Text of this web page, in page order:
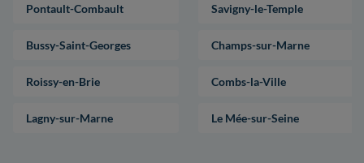
Pontault-Combault Savigny-le-Temple
Bussy-Saint-Georges Champs-sur-Marne
Roissy-en-Brie Combs-la-Ville
Lagny-sur-Marne Le Mée-sur-Seine